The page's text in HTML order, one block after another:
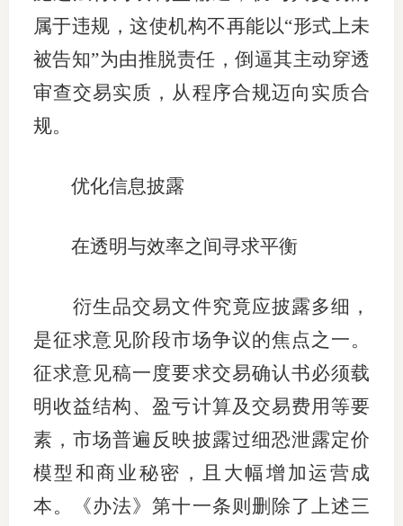
属于违规，这使机构不再能以“形式上未
被告知”为由推脱责任，倒逼其主动穿透
审查交易实质，从程序合规迈向实质合
规。
优化信息披露
在透明与效率之间寻求平衡
衍生品交易文件究竟应披露多细，
是征求意见阶段市场争议的焦点之一。
征求意见稿一度要求交易确认书必须载
明收益结构、盈亏计算及交易费用等要
素，市场普遍反映披露过细恐泄露定价
模型和商业秘密，且大幅增加运营成
本。《办法》第十一条则删除了上述三